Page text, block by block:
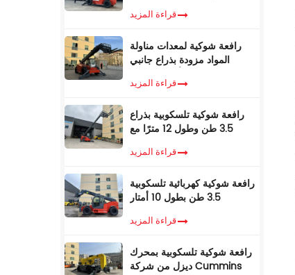
الدوران
قراءة المزيد
رافعة شوكية لمعدات مناولة
المواد مزودة بذراع جانبي
17 مترًا، للبيعقراءة المزيد
رافعة شوكية تلسكوبية بذراع
3.5 طن وطول 12 مترًا مع
قراءة المزيد
رافعة شوكية كهربائية تلسكوبية
3.5 طن بطول 10 أمتار
قراءة المزيد
رافعة شوكية تلسكوبية بمحرك
ديزل من شركة Cummins